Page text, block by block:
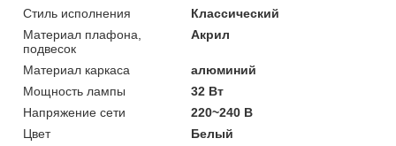
Стиль исполнения
Классический
Материал плафона,
подвесок
Акрил
Материал каркаса
алюминий
Мощность лампы
32 Вт
Напряжение сети
220~240 В
Цвет
Белый